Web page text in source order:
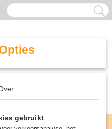
gebruikt